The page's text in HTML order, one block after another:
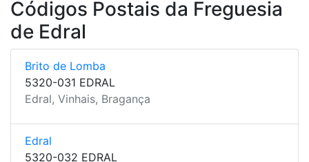
Códigos Postais da Freguesia
de Edral
Brito de Lomba
5320-031 EDRAL
Edral, Vinhais, Bragança
Edral
5320-032 EDRAL